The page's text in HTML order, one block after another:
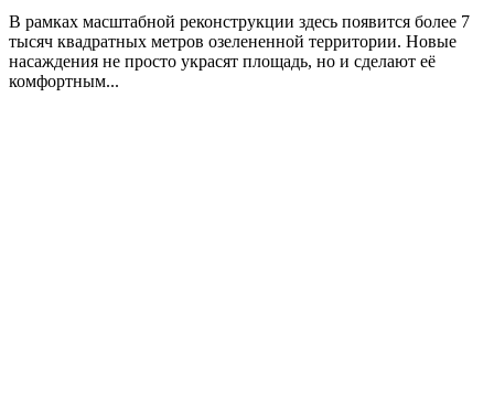
В рамках масштабной реконструкции здесь появится более 7
тысяч квадратных метров озелененной территории. Новые
насаждения не просто украсят площадь, но и сделают её
комфортным...